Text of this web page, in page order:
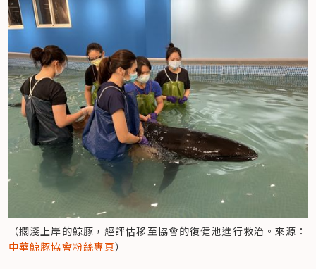
（擱淺上岸的鯨豚，經評估移至協會的復健池進行救治。來源：
中華鯨豚協會粉絲專頁）